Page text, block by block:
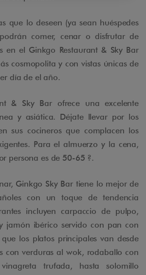
que lo deseen (ya sean huéspedes
comer, cenar o disfrutar de
en el Ginkgo Restaurant & Sky Bar
cosmopolita y con vistas únicas de
día de el año.
& Sky Bar ofrece una excelente
y asiática. Déjate llevar por los
sus cocineros que complacen los
Para el almuerzo y la cena,
persona es de 50-65 ?.
Ginkgo Sky Bar tiene lo mejor de
con un toque de tendencia
incluyen carpaccio de pulpo,
jamón ibérico servido con pan con
los platos principales van desde
con verduras al wok, rodaballo con
trufada, hasta solomillo